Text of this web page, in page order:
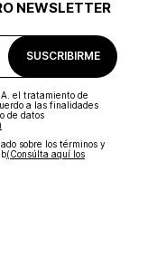
NEWSLETTER
SUSCRIBIRME
el tratamiento de
a las finalidades
de datos
sobre los términos y
(Consúlta aquí los